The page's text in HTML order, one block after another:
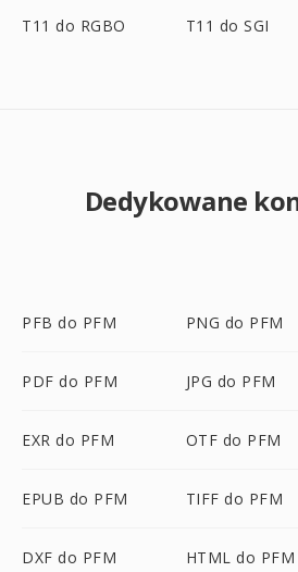
T11 do RGBO T11 do SGI
Dedykowane
PFB do PFM PNG do PFM
PDF do PFM JPG do PFM
EXR do PFM OTF do PFM
EPUB do PFM TIFF do PFM
DXF do PFM HTML do PFM